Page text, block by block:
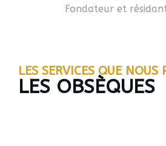
Fondateur et
LES SERVICES QUE NOUS
LES OBSÈQUES